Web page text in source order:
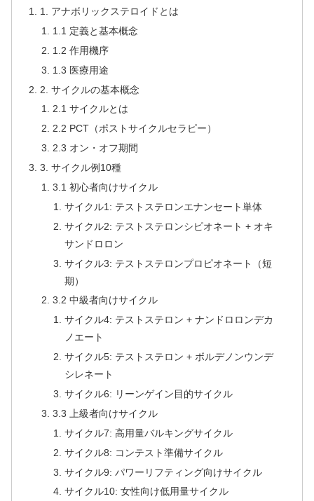
1. アナボリックステロイドとは
1.1 定義と基本概念
1.2 作用機序
1.3 医療用途
2. サイクルの基本概念
2.1 サイクルとは
2.2 PCT（ポストサイクルセラピー）
2.3 オン・オフ期間
3. サイクル例10種
3.1 初心者向けサイクル
サイクル1: テストステロンエナンセート単体
サイクル2: テストステロンシピオネート + オキ
サンドロロン
サイクル3: テストステロンプロピオネート（短
期）
3.2 中級者向けサイクル
サイクル4: テストステロン + ナンドロロンデカ
ノエート
サイクル5: テストステロン + ボルデノンウンデ
シレネート
サイクル6: リーンゲイン目的サイクル
3.3 上級者向けサイクル
サイクル7: 高用量バルキングサイクル
サイクル8: コンテスト準備サイクル
サイクル9: パワーリフティング向けサイクル
サイクル10: 女性向け低用量サイクル